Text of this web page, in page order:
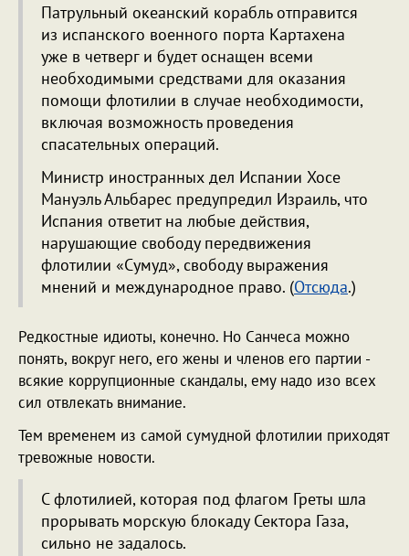
Патрульный океанский корабль отправится
из испанского военного порта Картахена
уже в четверг и будет оснащен всеми
необходимыми средствами для оказания
помощи флотилии в случае необходимости,
включая возможность проведения
спасательных операций.
Министр иностранных дел Испании Хосе
Мануэль Альбарес предупредил Израиль, что
Испания ответит на любые действия,
нарушающие свободу передвижения
флотилии «Сумуд», свободу выражения
мнений и международное право. (Отсюда.)
Редкостные идиоты, конечно. Но Санчеса можно
понять, вокруг него, его жены и членов его партии -
всякие коррупционные скандалы, ему надо изо всех
сил отвлекать внимание.
Тем временем из самой сумудной флотилии приходят
тревожные новости.
С флотилией, которая под флагом Греты шла
прорывать морскую блокаду Сектора Газа,
сильно не задалось.